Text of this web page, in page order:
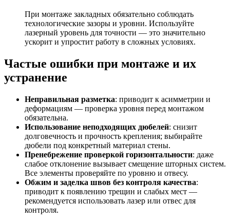
При монтаже закладных обязательно соблюдать
технологические зазоры и уровни. Используйте
лазерный уровень для точности — это значительно
ускорит и упростит работу в сложных условиях.
Частые ошибки при монтаже и их
устранение
Неправильная разметка: приводит к асимметрии и
деформациям — проверка уровня перед монтажом
обязательна.
Использование неподходящих дюбелей: снизит
долговечность и прочность крепления; выбирайте
дюбели под конкретный материал стены.
Пренебрежение проверкой горизонтальности: даже
слабое отклонение вызывает смещение шторных систем.
Все элементы проверяйте по уровню и отвесу.
Обжим и заделка швов без контроля качества:
приводит к появлению трещин и слабых мест —
рекомендуется использовать лазер или отвес для
контроля.